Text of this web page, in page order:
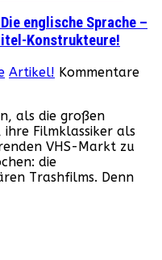
englische Sprache –
Konstrukteure!
Artikel! Kommentare
als die großen
ihre Filmklassiker als
VHS-Markt zu
die
Trashfilms. Denn